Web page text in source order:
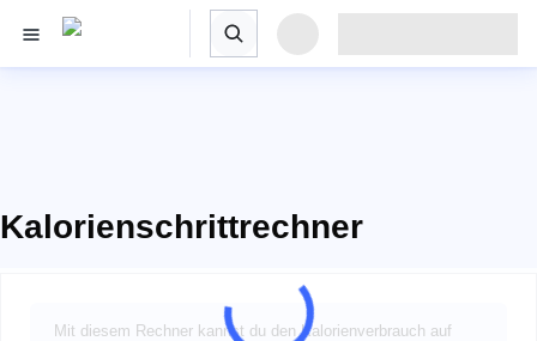
Kalorienschrittrechner
Mit diesem Rechner kannst du den Kalorienverbrauch auf